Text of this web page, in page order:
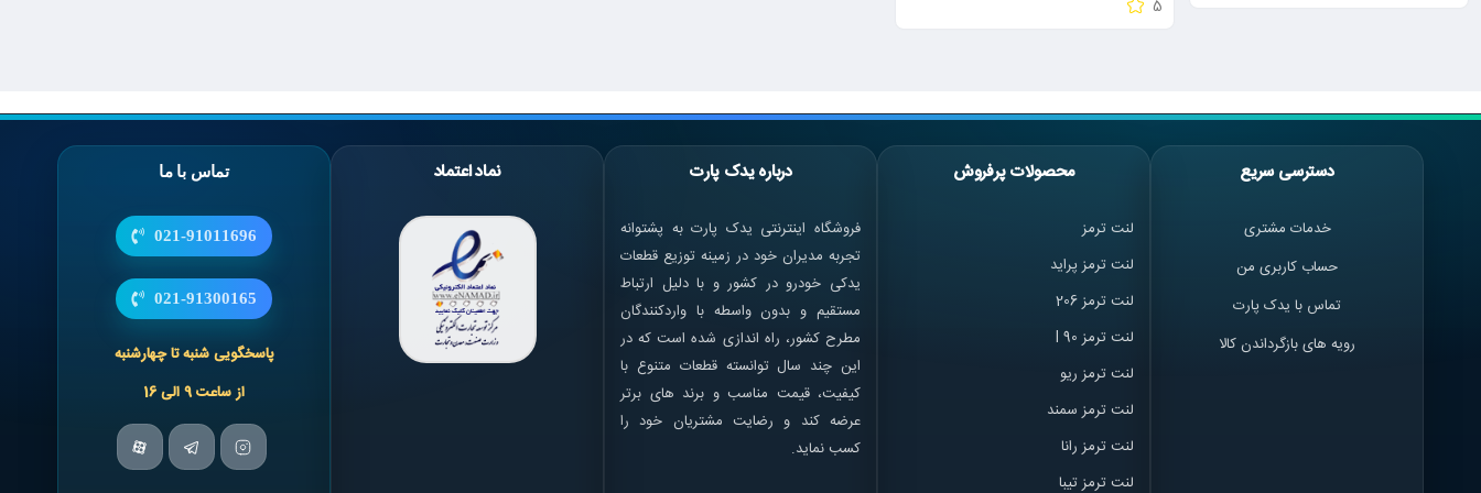
5
دسترسی سریع
خدمات مشتری
حساب کاربری من
تماس با یدک پارت
رویه های بازگرداندن کالا
محصولات پرفروش
لنت ترمز
لنت ترمز پراید
لنت ترمز 206
لنت ترمز l 90
لنت ترمز ریو
لنت ترمز سمند
لنت ترمز رانا
لنت ترمز تیبا
درباره یدک پارت
فروشگاه اینترنتی یدک پارت به پشتوانه
تجربه مدیران خود در زمینه توزیع قطعات
یدکی خودرو در کشور و با دلیل ارتباط
مستقیم و بدون واسطه با واردکنندگان
مطرح کشور، راه اندازی شده است که در
این چند سال توانسته قطعات متنوع با
کیفیت، قیمت مناسب و برند های برتر
عرضه کند و رضایت مشتریان خود را
کسب نماید.
نماد اعتماد تماس با ما
021-91011696
021-91300165
پاسخگویی شنبه تا چهارشنبه
از ساعت 9 الی 16